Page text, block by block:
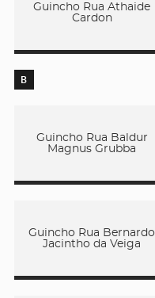
Guincho Rua Athaide
Cardon
B
Guincho Rua Baldur
Magnus Grubba
Guincho Rua Bernardo
Jacintho da Veiga